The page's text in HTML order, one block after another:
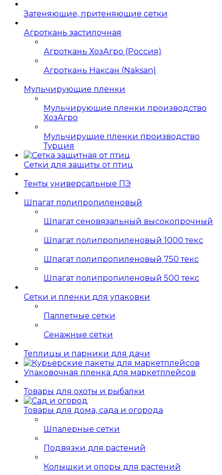
Затеняющие, притеняющие сетки
Агроткань застилочная
Агроткань ХозАгро (Россия)
Агроткань Наксан (Naksan)
Мульчирующие пленки
Мульчирующие пленки производство
ХозАгро
Мульчирущие пленки производство
Турция
Сетки для защиты от птиц
Тенты универсальные ПЭ
Шпагат полипропиленовый
Шпагат сеновязальный высокопрочный
Шпагат полипропиленовый 1000 текс
Шпагат полипропиленовый 750 текс
Шпагат полипропиленовый 500 текс
Сетки и пленки для упаковки
Паллетные сетки
Сенажные сетки
Теплицы и парники для дачи
Упаковочная пленка для маркетплейсов
Товары для охоты и рыбалки
Товары для дома, сада и огорода
Шпалерные сетки
Подвязки для растений
Колышки и опоры для растений